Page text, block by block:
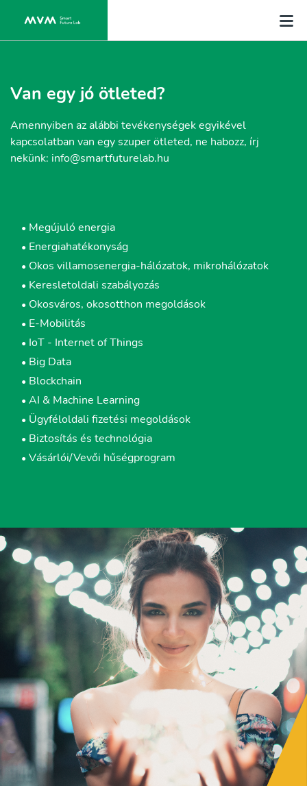
Van egy jó ötleted?
Amennyiben az alábbi tevékenységek egyikével
kapcsolatban van egy szuper ötleted, ne habozz, írj
nekünk: info@smartfuturelab.hu
• Megújuló energia
• Energiahatékonyság
• Okos villamosenergia-hálózatok, mikrohálózatok
• Keresletoldali szabályozás
• Okosváros, okosotthon megoldások
• E-Mobilitás
• IoT - Internet of Things
• Big Data
• Blockchain
• AI & Machine Learning
• Ügyféloldali fizetési megoldások
• Biztosítás és technológia
• Vásárlói/Vevői hűségprogram